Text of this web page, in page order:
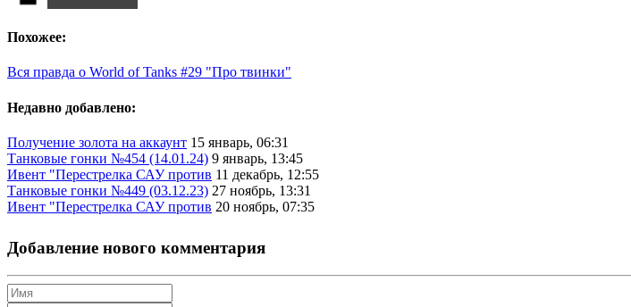
Похожее:
Вся правда о World of Tanks #29 "Про твинки"
Недавно добавлено:
Получение золота на аккаунт 15 январь, 06:31
Танковые гонки №454 (14.01.24) 9 январь, 13:45
Ивент "Перестрелка САУ против 11 декабрь, 12:55
Танковые гонки №449 (03.12.23) 27 ноябрь, 13:31
Ивент "Перестрелка САУ против 20 ноябрь, 07:35
Добавление нового комментария